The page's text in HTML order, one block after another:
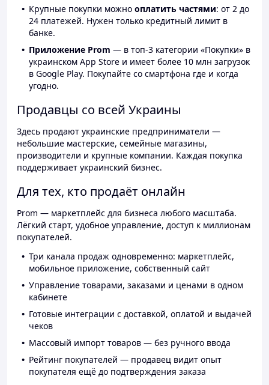
Крупные покупки можно оплатить частями: от 2 до
24 платежей. Нужен только кредитный лимит в
банке.
Приложение Prom — в топ-3 категории «Покупки» в
украинском App Store и имеет более 10 млн загрузок
в Google Play. Покупайте со смартфона где и когда
угодно.
Продавцы со всей Украины
Здесь продают украинские предприниматели —
небольшие мастерские, семейные магазины,
производители и крупные компании. Каждая покупка
поддерживает украинский бизнес.
Для тех, кто продаёт онлайн
Prom — маркетплейс для бизнеса любого масштаба.
Лёгкий старт, удобное управление, доступ к миллионам
покупателей.
Три канала продаж одновременно: маркетплейс,
мобильное приложение, собственный сайт
Управление товарами, заказами и ценами в одном
кабинете
Готовые интеграции с доставкой, оплатой и выдачей
чеков
Массовый импорт товаров — без ручного ввода
Рейтинг покупателей — продавец видит опыт
покупателя ещё до подтверждения заказа